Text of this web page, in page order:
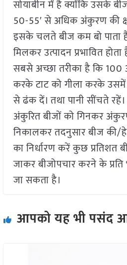
सोयाबीन में है क्योंकि उसके
50-55′ से अधिक अंकुरण की
इसके चलते बीज कम बो पाता
मिलकर उत्पादन प्रभावित
सबसे अच्छा तरीका है कि 100
करके टाट को गीला करके
से ढंक दें। तथा पानी सींचते
अंकुरित बीजों को गिनकर
निकालकर तदनुसार बीज की/
का निर्धारण करें कुछ प्रतिशत
जाकर बीजोपचार करने के प्रति
जा सकता है।
आपको यह भी पसंद